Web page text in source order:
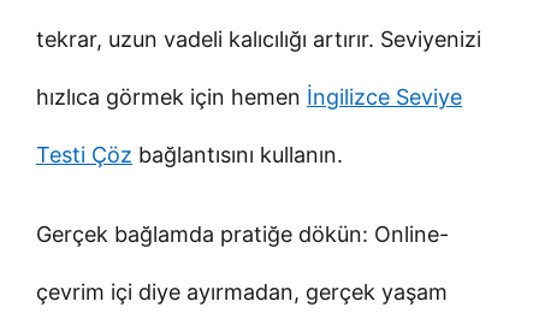
tekrar, uzun vadeli kalıcılığı artırır. Seviyenizi
hızlıca görmek için hemen İngilizce Seviye
Testi Çöz bağlantısını kullanın.
Gerçek bağlamda pratiğe dökün: Online-
çevrim içi diye ayırmadan, gerçek yaşam